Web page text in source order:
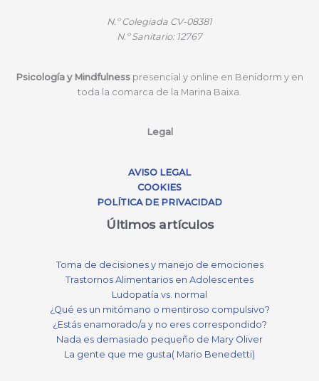
N.º Colegiada CV-08381
N.ºSanitario: 12767
Psicología y Mindfulness presencial y online en Benidorm y en
toda la comarca de la Marina Baixa.
Legal
AVISO LEGAL
COOKIES
POLÍTICA DE PRIVACIDAD
Últimos artículos
Toma de decisiones y manejo de emociones
Trastornos Alimentarios en Adolescentes
Ludopatía vs. normal
¿Qué es un mitómano o mentiroso compulsivo?
¿Estás enamorado/a y no eres correspondido?
Nada es demasiado pequeño de Mary Oliver
La gente que me gusta( Mario Benedetti)